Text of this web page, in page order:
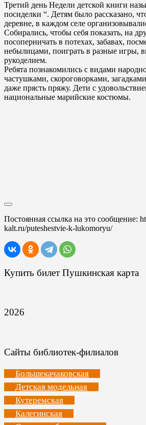
Третий день Недели детской книги
посиделки “. Детям было рассказано,
деревне, в каждом селе
Собирались, чтобы себя показать, на
посоперничать в потехах, забавах,
небылицами, поиграть в разные игры,
рукоделием.
Ребята познакомились с видами
частушками, скороговорками,
даже прясть пряжу. Дети с
национальные марийские костюмы.
Постоянная ссылка на это сообщение:
kalt.ru/puteshestvie-k-lukomoryu/
Купить билет Пушкинская карта
2026
Сайты библиотек-филиалов
Большекачаковская
Детская модельная
Кутеремская
Калегинская